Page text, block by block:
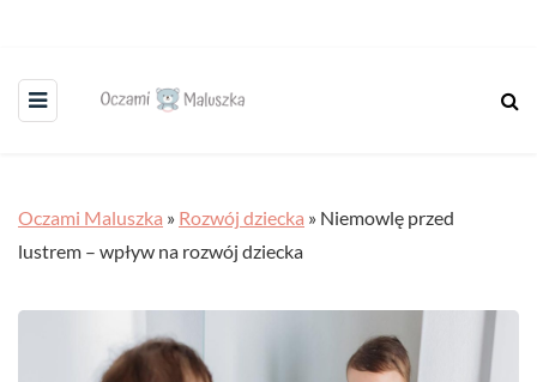
Oczami Maluszka » Rozwój dziecka » Niemowlę przed
lustrem – wpływ na rozwój dziecka